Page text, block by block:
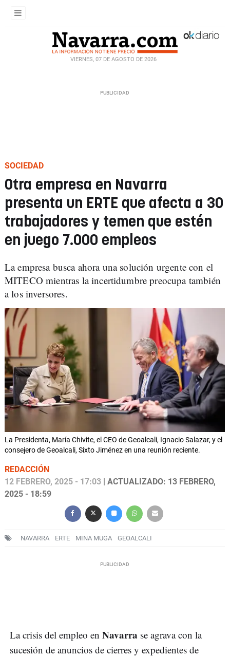
VIERNES, 07 DE AGOSTO DE 2026
SOCIEDAD
Otra empresa en Navarra
presenta un ERTE que afecta a 30
trabajadores y temen que estén
en juego 7.000 empleos
La empresa busca ahora una solución urgente con el
MITECO mientras la incertidumbre preocupa también
a los inversores.
La Presidenta, María Chivite, el CEO de Geoalcali, Ignacio Salazar, y el
consejero de Geoalcali, Sixto Jiménez en una reunión reciente.
REDACCIÓN
12 FEBRERO, 2025 - 17:03 | ACTUALIZADO: 13 FEBRERO,
2025 - 18:59
NAVARRA ERTE MINA MUGA GEOALCALI
La crisis del empleo en Navarra se agrava con la
sucesión de anuncios de cierres y expedientes de